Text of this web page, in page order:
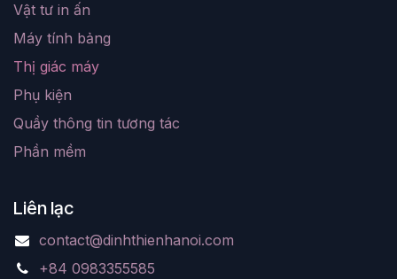
Vật tư in ấn
Máy tính bảng
Thị giác máy
Phụ kiện
Quầy thông tin tương tác
Phần mềm
Liên lạc
contact@dinhthienhanoi.com
+84 0983355585